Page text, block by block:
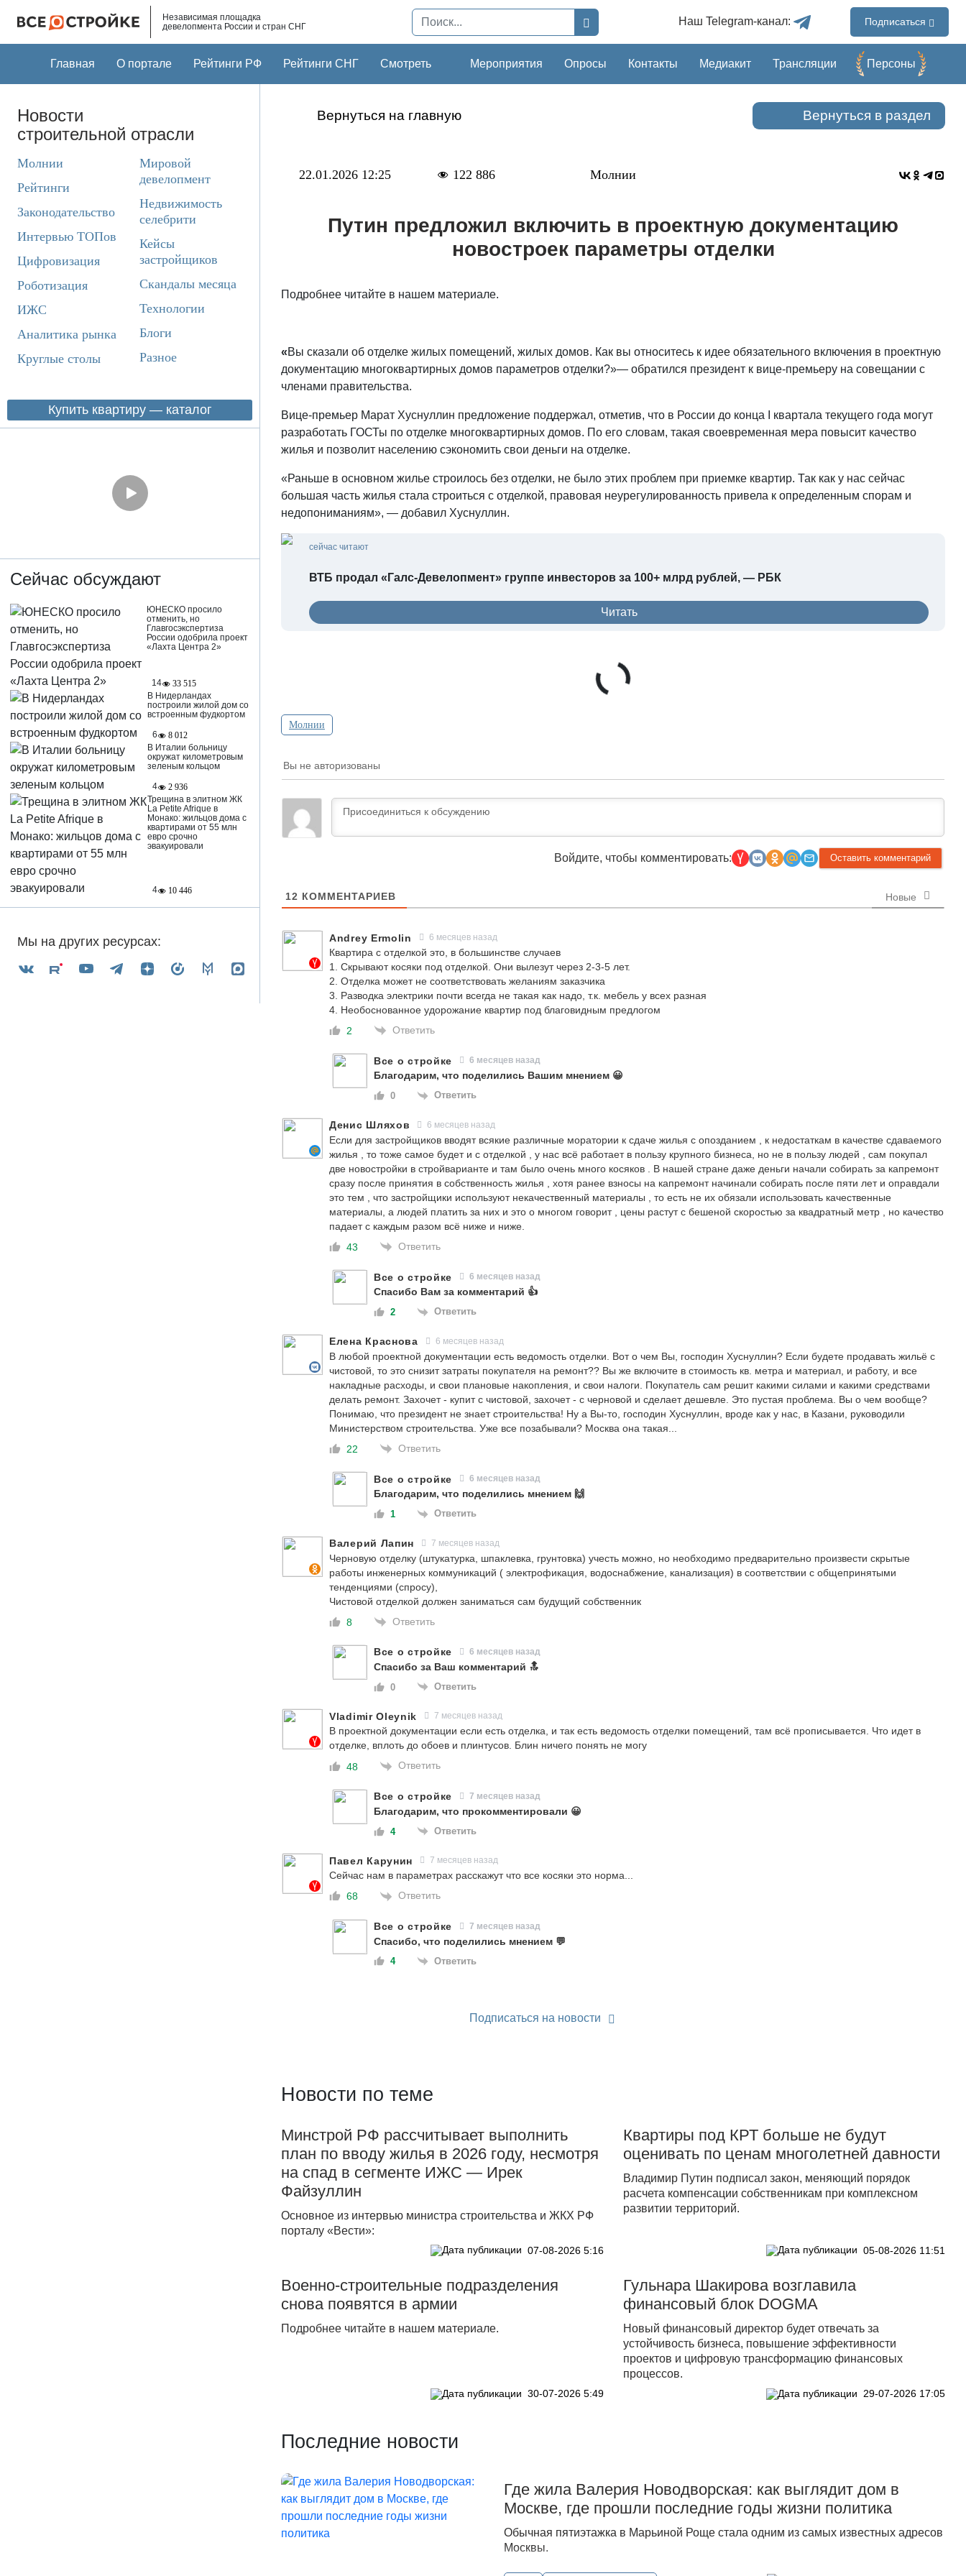
Независимая площадка
девелопмента России и стран СНГ
Наш Telegram-канал: Подписаться
Главная О портале Рейтинги РФ Рейтинги СНГ Смотреть Мероприятия Опросы Контакты Медиакит Трансляции Перcоны
Новости
строительной отрасли
Молнии
Рейтинги
Законодательство
Интервью ТОПов
Цифровизация
Роботизация
ИЖС
Аналитика рынка
Круглые столы
Мировой
девелопмент
Недвижимость
селебрити
Кейсы
застройщиков
Скандалы месяца
Технологии
Блоги
Разное
Купить квартиру — каталог
Сейчас обсуждают
ЮНЕСКО просило
отменить, но
Главгосэкспертиза
России одобрила проект
«Лахта Центра 2»
14
33 515
В Нидерландах
построили жилой дом со
встроенным фудкортом
6
8 012
В Италии больницу
окружат километровым
зеленым кольцом
4
2 936
Трещина в элитном ЖК
La Petite Afrique в
Монако: жильцов дома с
квартирами от 55 млн
евро срочно
эвакуировали
4 10 446
Мы на других ресурсах:
Вернуться на главную Вернуться в раздел
22.01.2026 12:25 122 886 Молнии
Путин предложил включить в проектную документацию
новостроек параметры отделки
Подробнее читайте в нашем материале.
«Вы сказали об отделке жилых помещений, жилых домов. Как вы относитесь к идее обязательного включения в проектную
документацию многоквартирных домов параметров отделки?»— обратился президент к вице-премьеру на совещании с
членами правительства.
Вице-премьер Марат Хуснуллин предложение поддержал, отметив, что в России до конца I квартала текущего года могут
разработать ГОСТы по отделке многоквартирных домов. По его словам, такая своевременная мера повысит качество
жилья и позволит населению сэкономить свои деньги на отделке.
«Раньше в основном жилье строилось без отделки, не было этих проблем при приемке квартир. Так как у нас сейчас
большая часть жилья стала строиться с отделкой, правовая неурегулированность привела к определенным спорам и
недопониманиям», — добавил Хуснуллин.
сейчас читают
ВТБ продал «Галс-Девелопмент» группе инвесторов за 100+ млрд рублей, — РБК
Читать
Молнии
Вы не авторизованы
Войдите, чтобы комментировать:
12 КОММЕНТАРИЕВ Новые
Andrey Ermolin 6 месяцев назад
Квартира с отделкой это, в большинстве случаев
1. Скрывают косяки под отделкой. Они вылезут через 2-3-5 лет.
2. Отделка может не соответствовать желаниям заказчика
3. Разводка электрики почти всегда не такая как надо, т.к. мебель у всех разная
4. Необоснованное удорожание квартир под благовидным предлогом
2
Ответить
Все о стройке 6 месяцев назад
Благодарим, что поделились Вашим мнением 😀
0 Ответить
Денис Шляхов 6 месяцев назад
Если для застройщиков вводят всякие различные моратории к сдаче жилья с опозданием , к недостаткам в качестве сдаваемого
жилья , то тоже самое будет и с отделкой , у нас всё работает в пользу крупного бизнеса, но не в пользу людей , сам покупал
две новостройки в стройварианте и там было очень много косяков . В нашей стране даже деньги начали собирать за капремонт
сразу после принятия в собственность жилья , хотя ранее взносы на капремонт начинали собирать после пяти лет и оправдали
это тем , что застройщики используют некачественный материалы , то есть не их обязали использовать качественные
материалы, а людей платить за них и это о многом говорит , цены растут с бешеной скоростью за квадратный метр , но качество
падает с каждым разом всё ниже и ниже.
43
Ответить
Все о стройке 6 месяцев назад
Спасибо Вам за комментарий 👍
2 Ответить
Елена Краснова 6 месяцев назад
В любой проектной документации есть ведомость отделки. Вот о чем Вы, господин Хуснуллин? Если будете продавать жильё с
чистовой, то это снизит затраты покупателя на ремонт?? Вы же включите в стоимость кв. метра и материал, и работу, и все
накладные расходы, и свои плановые накопления, и свои налоги. Покупатель сам решит какими силами и какими средствами
делать ремонт. Захочет - купит с чистовой, захочет - с черновой и сделает дешевле. Это пустая проблема. Вы о чем вообще?
Понимаю, что президент не знает строительства! Ну а Вы-то, господин Хуснуллин, вроде как у нас, в Казани, руководили
Министерством строительства. Уже все позабывали? Москва она такая...
22
Ответить
Все о стройке 6 месяцев назад
Благодарим, что поделились мнением 🙌
1 Ответить
Валерий Лапин 7 месяцев назад
Черновую отделку (штукатурка, шпаклевка, грунтовка) учесть можно, но необходимо предварительно произвести скрытые
работы инженерных коммуникаций ( электрофикация, водоснабжение, канализация) в соответствии с общепринятыми
тенденциями (спросу),
Чистовой отделкой должен заниматься сам будущий собственник
8
Ответить
Все о стройке 6 месяцев назад
Спасибо за Ваш комментарий 🔝
0 Ответить
Vladimir Oleynik 7 месяцев назад
В проектной документации если есть отделка, и так есть ведомость отделки помещений, там всё прописывается. Что идет в
отделке, вплоть до обоев и плинтусов. Блин ничего понять не могу
48
Ответить
Все о стройке 7 месяцев назад
Благодарим, что прокомментировали 😀
4 Ответить
Павел Карунин 7 месяцев назад
Сейчас нам в параметрах расскажут что все косяки это норма...
68
Ответить
Все о стройке 7 месяцев назад
Спасибо, что поделились мнением 💬
4 Ответить
Подписаться на новости
Новости по теме
Минстрой РФ рассчитывает выполнить
план по вводу жилья в 2026 году, несмотря
на спад в сегменте ИЖС — Ирек
Файзуллин
Основное из интервью министра строительства и ЖКХ РФ
порталу «Вести»:
07-08-2026 5:16
Квартиры под КРТ больше не будут
оценивать по ценам многолетней давности
Владимир Путин подписал закон, меняющий порядок
расчета компенсации собственникам при комплексном
развитии территорий.
05-08-2026 11:51
Военно-строительные подразделения
снова появятся в армии
Подробнее читайте в нашем материале.
30-07-2026 5:49
Гульнара Шакирова возглавила
финансовый блок DOGMA
Новый финансовый директор будет отвечать за
устойчивость бизнеса, повышение эффективности
проектов и цифровую трансформацию финансовых
процессов.
29-07-2026 17:05
Последние новости
Где жила Валерия Новодворская: как выглядит дом в
Москве, где прошли последние годы жизни политика
Обычная пятиэтажка в Марьиной Роще стала одним из самых известных адресов
Москвы.